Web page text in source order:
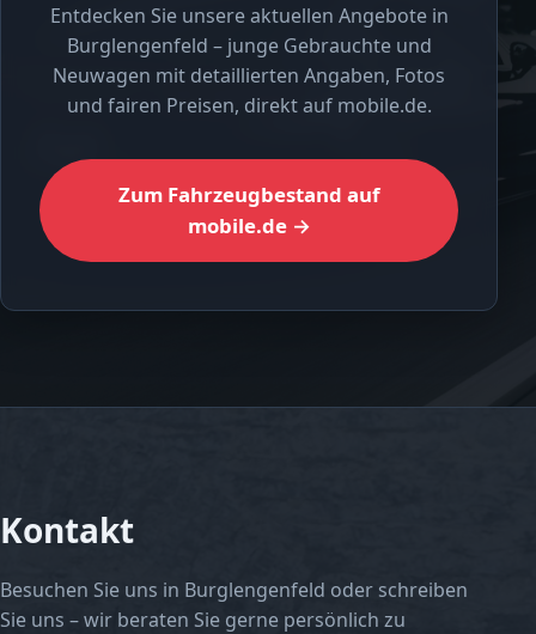
Entdecken Sie unsere aktuellen Angebote in
Burglengenfeld – junge Gebrauchte und
Neuwagen mit detaillierten Angaben, Fotos
und fairen Preisen, direkt auf mobile.de.
Zum Fahrzeugbestand auf
mobile.de →
Kontakt
Besuchen Sie uns in Burglengenfeld oder schreiben
Sie uns – wir beraten Sie gerne persönlich zu